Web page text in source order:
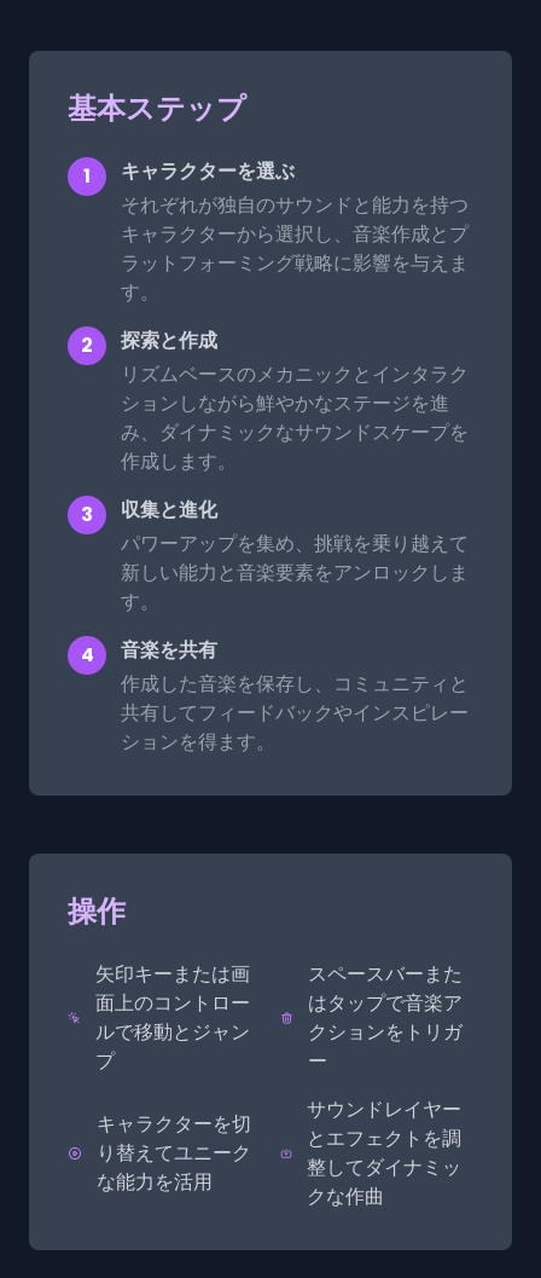
基本ステップ
1
キャラクターを選ぶ
それぞれが独自のサウンドと能力を持つ
キャラクターから選択し、音楽作成とプ
ラットフォーミング戦略に影響を与えま
す。
2
探索と作成
リズムベースのメカニックとインタラク
ションしながら鮮やかなステージを進
み、ダイナミックなサウンドスケープを
作成します。
3
収集と進化
パワーアップを集め、挑戦を乗り越えて
新しい能力と音楽要素をアンロックしま
す。
4
音楽を共有
作成した音楽を保存し、コミュニティと
共有してフィードバックやインスピレー
ションを得ます。
操作
矢印キーまたは画
面上のコントロー
ルで移動とジャン
プ
スペースバーまた
はタップで音楽ア
クションをトリガ
ー
キャラクターを切
り替えてユニーク
な能力を活用
サウンドレイヤー
とエフェクトを調
整してダイナミッ
クな作曲